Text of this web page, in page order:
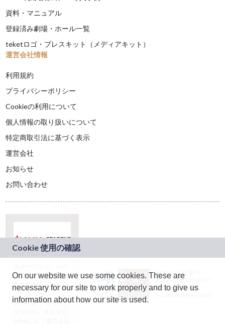
資料・マニュアル
登録済み劇場・ホール一覧
teketロゴ・プレスキット（メディアキット）
運営会社情報
利用規約
プライバシーポリシー
Cookieの利用について
個人情報の取り扱いについて
特定商取引法に基づく表示
運営会社
お知らせ
お問い合わせ
ドコモグループの新
規事業創出プログラ
ム「docomo
STARTUP」を通じて
JASRAC許諾番号：
9024936001Y45037
JASRAC許諾番号：
On our website we use some cookies. These are
necessary for our site to work properly and to give us
information about how our site is used.